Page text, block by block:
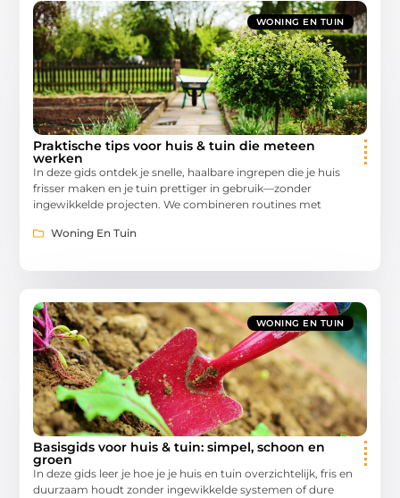
WONING EN TUIN
Praktische tips voor huis & tuin die meteen
werken
In deze gids ontdek je snelle, haalbare ingrepen die je huis
frisser maken en je tuin prettiger in gebruik—zonder
ingewikkelde projecten. We combineren routines met
Woning En Tuin
WONING EN TUIN
Basisgids voor huis & tuin: simpel, schoon en
groen
In deze gids leer je hoe je je huis en tuin overzichtelijk, fris en
duurzaam houdt zonder ingewikkelde systemen of dure